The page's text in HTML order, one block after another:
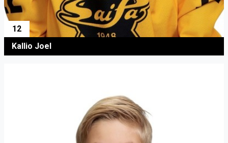
12
Kallio Joel